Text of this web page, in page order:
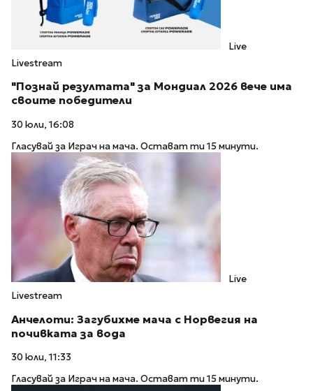
Live
Livestream
"Познай резултата" за Мондиал 2026 вече има
своите победители
30 юли, 16:08
Гласувай за Играч на мача. Остават ти 15 минути.
Live
Livestream
Анчелоти: Загубихме мача с Норвегия на
почивката за вода
30 юли, 11:33
Гласувай за Играч на мача. Остават ти 15 минути.